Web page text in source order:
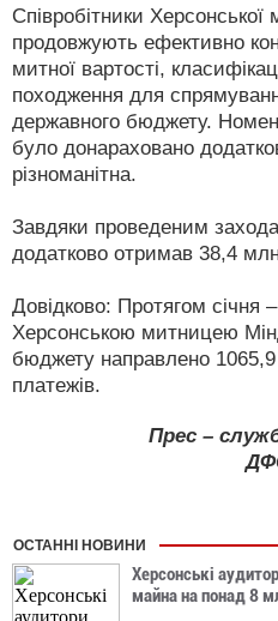
Співробітники Херсонської
продовжують ефективно
митної вартості,
походження для
державного бюджету.
було донараховано
різноманітна.
Завдяки проведеним
додатково отримав 38,4
Довідково: Протягом січня
Херсонською митницею
бюджету направлено
платежів.
Прес –
ОСТАННІ НОВИНИ
Херсонські
майна на понад 8